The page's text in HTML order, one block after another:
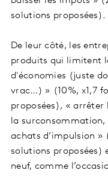
solutions proposées).
De leur côté, les
produits qui limitent
d'économies (juste
vrac…) » (10%, x1,7
proposées), «
la surconsommation,
achats d’impulsion »
solutions proposées)
neuf, comme